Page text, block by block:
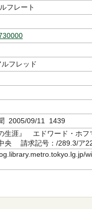
フレート
フレッド
2005/09/11 1439
の生涯』 エドワード・ホ
中央 請求記号：/289.3/